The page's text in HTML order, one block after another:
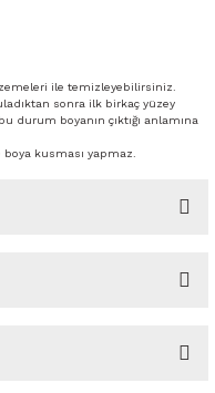
ile temizleyebilirsiniz.
sonra ilk birkaç yüzey
durum boyanın çıktığı anlamına
kusması yapmaz.